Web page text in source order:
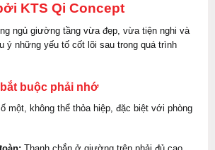
KTS Qi Concept
ngủ giường tầng vừa đẹp, vừa tiện nghi và
ý những yếu tố cốt lõi sau trong quá trình
buộc phải nhớ
một, không thể thỏa hiệp, đặc biệt với phòng